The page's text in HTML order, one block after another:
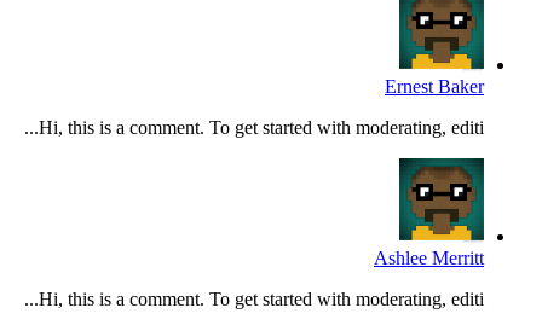
Ernest Baker
Hi, this is a comment. To get started with moderating, editi...
Ashlee Merritt
Hi, this is a comment. To get started with moderating, editi...